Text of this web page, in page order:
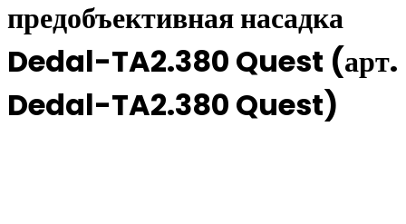
предобъективная насадка
Dedal-TA2.380 Quest (арт.
Dedal-TA2.380 Quest)